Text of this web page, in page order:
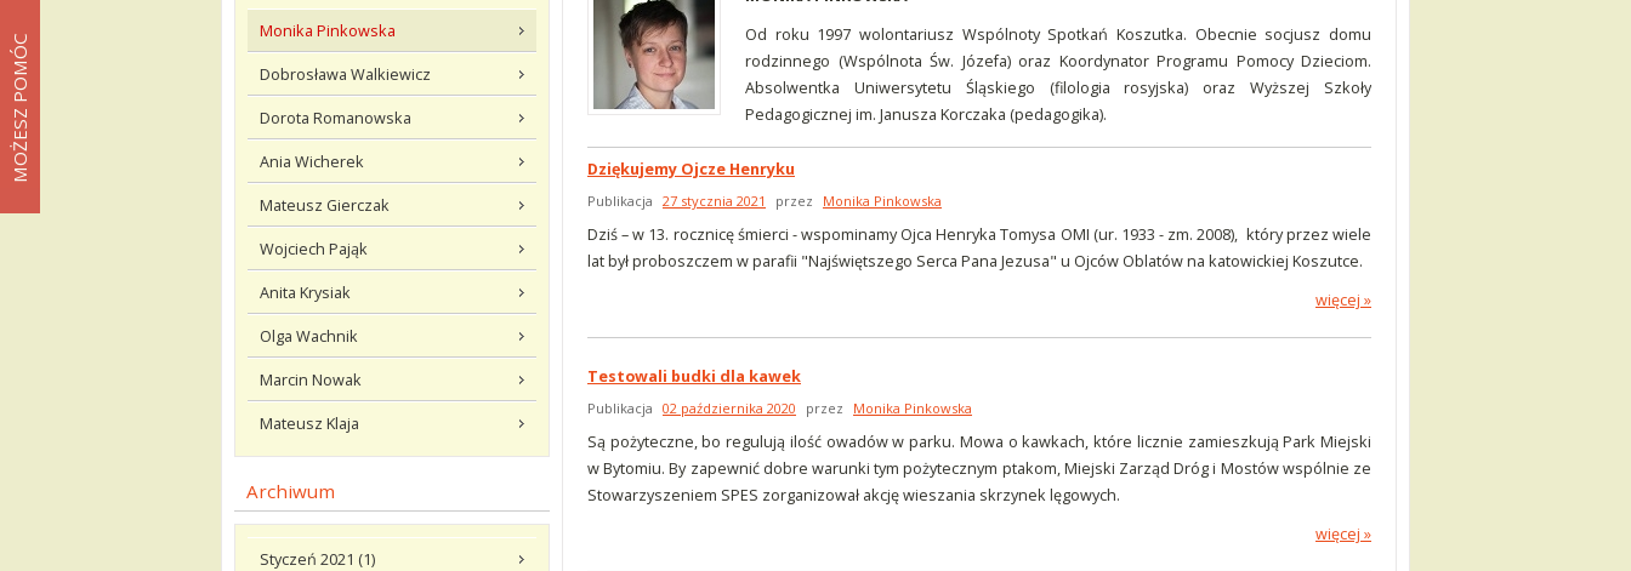
Monika Pinkowska
Dobrosława Walkiewicz
Dorota Romanowska
Ania Wicherek
Mateusz Gierczak
Wojciech Pająk
Anita Krysiak
Olga Wachnik
Marcin Nowak
Mateusz Klaja
Archiwum
Styczeń 2021 (1)
Od roku 1997 wolontariusz Wspólnoty Spotkań Koszutka. Obecnie socjusz domu
rodzinnego (Wspólnota Św. Józefa) oraz Koordynator Programu Pomocy Dzieciom.
Absolwentka Uniwersytetu Śląskiego (filologia rosyjska) oraz Wyższej Szkoły
Pedagogicznej im. Janusza Korczaka (pedagogika).
Dziękujemy Ojcze Henryku
Publikacja 27 stycznia 2021 przez Monika Pinkowska
Dziś – w 13. rocznicę śmierci - wspominamy Ojca Henryka Tomysa OMI (ur. 1933 - zm. 2008), który przez wiele
lat był proboszczem w parafii "Najświętszego Serca Pana Jezusa" u Ojców Oblatów na katowickiej Koszutce.
więcej »
Testowali budki dla kawek
Publikacja 02 października 2020 przez Monika Pinkowska
Są pożyteczne, bo regulują ilość owadów w parku. Mowa o kawkach, które licznie zamieszkują Park Miejski
w Bytomiu. By zapewnić dobre warunki tym pożytecznym ptakom, Miejski Zarząd Dróg i Mostów wspólnie ze
Stowarzyszeniem SPES zorganizował akcję wieszania skrzynek lęgowych.
więcej »
MOŻESZ POMÓC